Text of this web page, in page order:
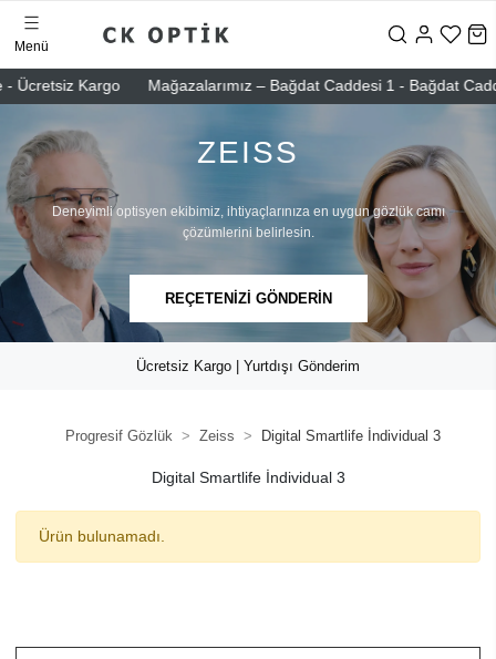
Ücretsiz Kargo Mağazalarımız – Bağdat Caddesi 1 - Bağdat
Menü
ZEISS
Deneyimli optisyen ekibimiz, ihtiyaçlarınıza en uygun gözlük camı
çözümlerini belirlesin.
REÇETENİZİ GÖNDERİN
Ücretsiz Kargo | Yurtdışı Gönderim
Progresif Gözlük Zeiss Digital Smartlife İndividual 3
Digital Smartlife İndividual 3
Ürün bulunamadı.